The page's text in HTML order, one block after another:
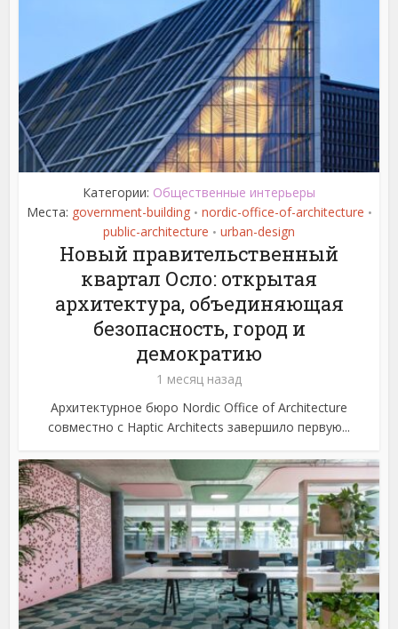
Категории: Общественные интерьеры
Места: government-building • nordic-office-of-architecture •
public-architecture • urban-design
Новый правительственный
квартал Осло: открытая
архитектура, объединяющая
безопасность, город и
демократию
1 месяц назад
Архитектурное бюро Nordic Office of Architecture
совместно с Haptic Architects завершило первую...